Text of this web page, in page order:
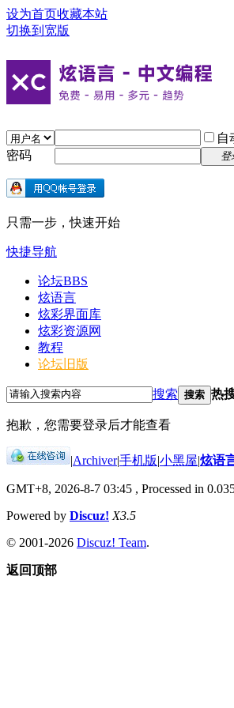
设为首页收藏本站
切换到宽版
自
密码
登
只需一步，快速开始
快捷导航
论坛BBS
炫语言
炫彩界面库
炫彩资源网
教程
论坛旧版
搜索 搜索 热
抱歉，您需要登录后才能查看
|Archiver|手机版|小黑屋|炫语
GMT+8, 2026-8-7 03:45 , Processed in
Powered by Discuz! X3.5
© 2001-2026 Discuz! Team.
返回顶部